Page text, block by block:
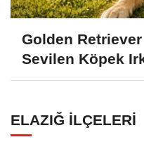
Golden
Sevilen Köpek
ELAZIĞ İLÇELERI